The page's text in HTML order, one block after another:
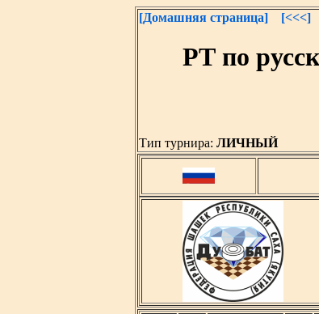
[Домашняя страница] [<<<]
РТ по
Тип турнира: ЛИЧНЫЙ